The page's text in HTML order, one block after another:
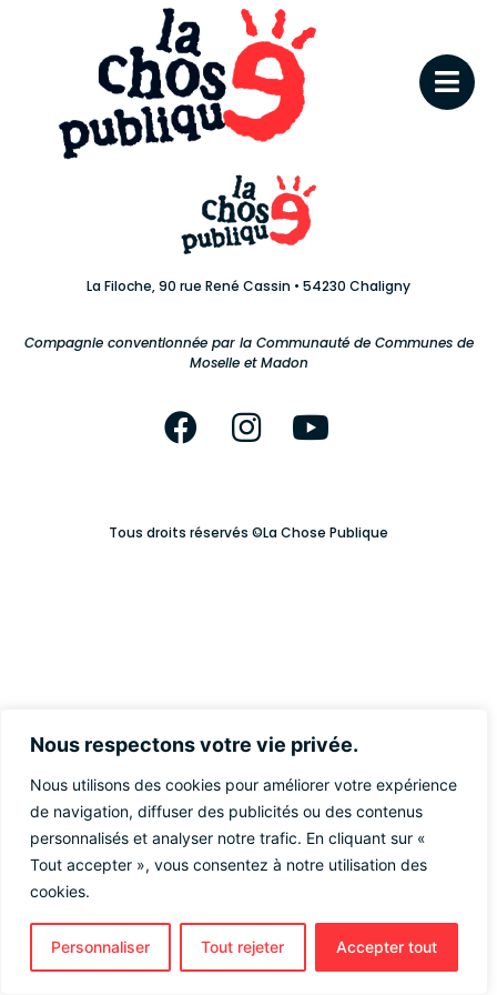
Nous respectons votre vie privée.
Nous utilisons des cookies pour améliorer votre expérience
de navigation, diffuser des publicités ou des contenus
personnalisés et analyser notre trafic. En cliquant sur «
Tout accepter », vous consentez à notre utilisation des
cookies.
Personnaliser Tout rejeter Accepter tout
La Filoche, 90 rue René Cassin • 54230 Chaligny
Compagnie conventionnée par la Communauté de Communes de
Moselle et Madon
Tous droits réservés ©La Chose Publique